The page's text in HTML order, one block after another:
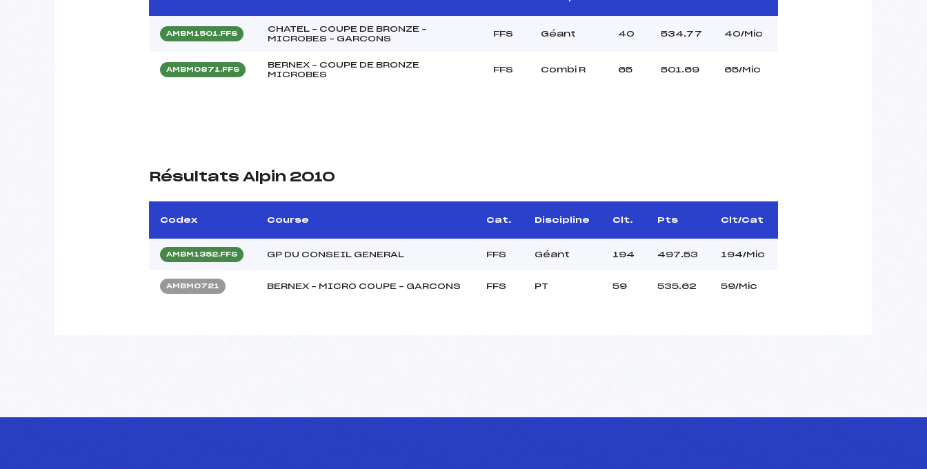
AMBM1501.FFS
CHATEL – COUPE DE BRONZE –
MICROBES – GARCONS
FFS Géant 40 534.77 40/Mic
AMBM0871.FFS
BERNEX – COUPE DE BRONZE
MICROBES
FFS Combi R 65 501.69 65/Mic
Résultats Alpin 2010
Codex Course Cat. Discipline Clt. Pts Clt/Cat
AMBM1352.FFS GP DU CONSEIL GENERAL FFS Géant 194 497.53 194/Mic
AMBM0721 BERNEX – MICRO COUPE – GARCONS FFS PT 59 535.62 59/Mic